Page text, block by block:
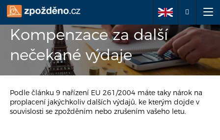
Podejte žádost o
reklamaci
O nás
Kompenzace za další
nečekané výdaje
Podle článku 9 nařízení EU 261/2004 máte taky nárok na
proplacení jakýchkoliv dalších výdajů, ke kterým dojde v
souvislosti se zpožděním nebo zrušením vašeho letu.